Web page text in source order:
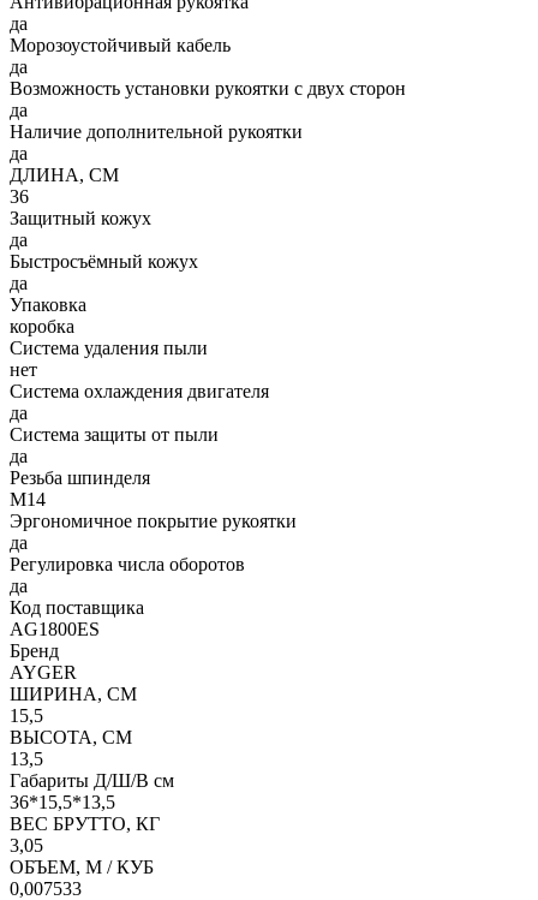
да
Морозоустойчивый кабель
да
Возможность установки рукоятки с двух сторон
да
Наличие дополнительной рукоятки
да
ДЛИНА, СМ
36
Защитный кожух
да
Быстросъёмный кожух
да
Упаковка
коробка
Система удаления пыли
нет
Система охлаждения двигателя
да
Система защиты от пыли
да
Резьба шпинделя
М14
Эргономичное покрытие рукоятки
да
Регулировка числа оборотов
да
Код поставщика
AG1800ES
Бренд
AYGER
ШИРИНА, СМ
15,5
ВЫСОТА, СМ
13,5
Габариты Д/Ш/В см
36*15,5*13,5
ВЕС БРУТТО, КГ
3,05
ОБЪЕМ, М / КУБ
0,007533